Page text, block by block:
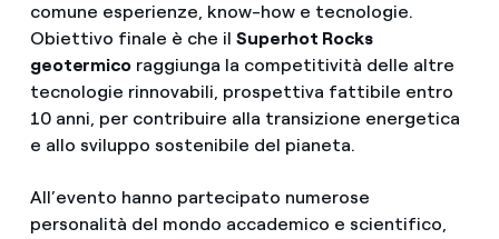
comune esperienze, know-how e tecnologie.
Obiettivo finale è che il Superhot Rocks
geotermico raggiunga la competitività delle altre
tecnologie rinnovabili, prospettiva fattibile entro
10 anni, per contribuire alla transizione energetica
e allo sviluppo sostenibile del pianeta.
All’evento hanno partecipato numerose
personalità del mondo accademico e scientifico,